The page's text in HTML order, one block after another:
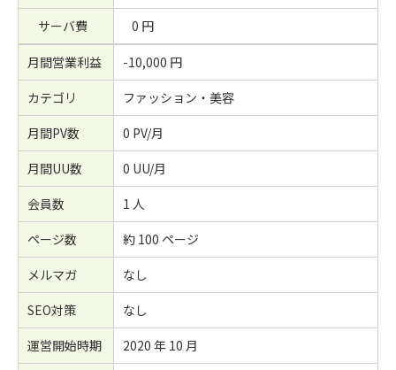
サーバ費
0 円
月間営業利益
-10,000 円
カテゴリ
ファッション・美容
月間PV数
0 PV/月
月間UU数
0 UU/月
会員数
1 人
ページ数
約 100 ページ
メルマガ
なし
SEO対策
なし
運営開始時期
2020 年 10 月